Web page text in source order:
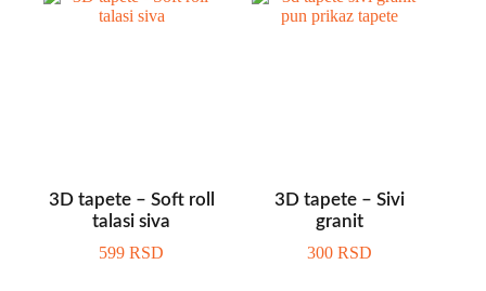
3D tapete – Soft roll
talasi siva
599RSD
3D tapete – Sivi
granit
300RSD